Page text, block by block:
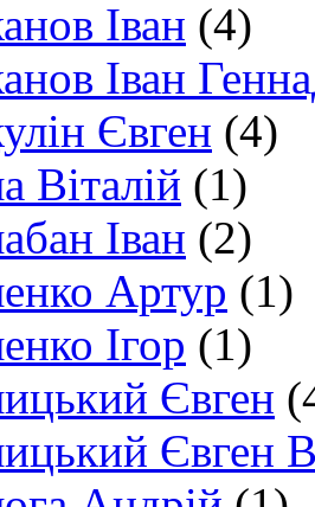
Іван (4)
Іван
Євген (4)
Віталій (1)
Іван (2)
Артур (1)
Ігор (1)
Євген
Євген